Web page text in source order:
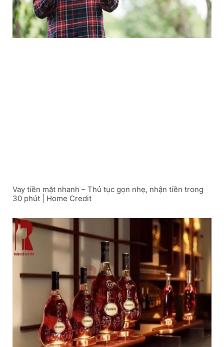
Vay tiền mặt nhanh – Thủ tục gọn nhẹ, nhận tiền trong
30 phút | Home Credit